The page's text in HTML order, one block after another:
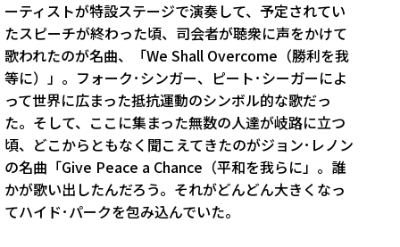
ーティストが特設ステージで演奏して、予定されてい
たスピーチが終わった頃、司会者が聴衆に声をかけて
歌われたのが名曲、「We Shall Overcome（勝利を我
等に）」。フォーク･シンガー、ピート･シーガーによ
って世界に広まった抵抗運動のシンボル的な歌だっ
た。そして、ここに集まった無数の人達が岐路に立つ
頃、どこからともなく聞こえてきたのがジョン･レノン
の名曲「Give Peace a Chance（平和を我らに」。誰
かが歌い出したんだろう。それがどんどん大きくなっ
てハイド･パークを包み込んでいた。